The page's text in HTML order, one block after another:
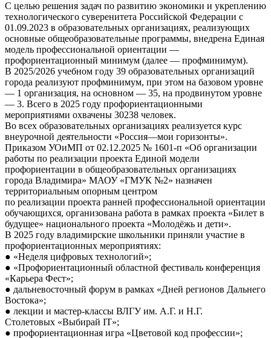
С целью решения задач по развитию экономики и укреплению
технологического суверенитета Российской Федерации с
01.09.2023 в образовательных организациях, реализующих
основные общеобразовательные программы, внедрена Единая
модель профессиональной ориентации —
профориентационный минимум (далее — профминимум).
В 2025/2026 учебном году 39 образовательных организаций
города реализуют профминимум, при этом на базовом уровне
— 1 организация, на основном — 35, на продвинутом уровне
— 3. Всего в 2025 году профориентационными
мероприятиями охвачены 30238 человек.
Во всех образовательных организациях реализуется курс
внеурочной деятельности «Россия—мои горизонты».
Приказом УОиМП от 02.12.2025 № 1601-п «Об организации
работы по реализации проекта Единой модели
профориентации в общеобразовательных организациях
города Владимира» МАОУ «ГМУК №2» назначен
территориальным опорным центром
по реализации проекта ранней профессиональной ориентации
обучающихся, организована работа в рамках проекта «Билет в
будущее» национального проекта «Молодёжь и дети».
В 2025 году владимирские школьники приняли участие в
профориентационных мероприятиях:
● «Неделя цифровых технологий»;
● «Профориентационный областной фестиваль конференция
«Карьера Фест»;
● дальневосточный форум в рамках «Дней регионов Дальнего
Востока»;
● лекции и мастер-классы ВЛГУ им. А.Г. и Н.Г.
Столетовых «Выбирай IT»;
● профориентационная игра «Цветовой код профессии»;